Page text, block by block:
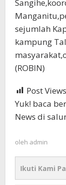
sejumlah
kampung
(ROBIN)
Post
Yuk! baca
News di
oleh admin
Ikuti Kami